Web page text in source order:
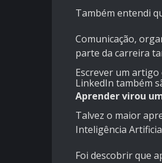
Também entendi
Comunicação,
parte da carreira
Escrever um
LinkedIn também
Aprender virou
Talvez o maior
Inteligência
Foi descobrir que